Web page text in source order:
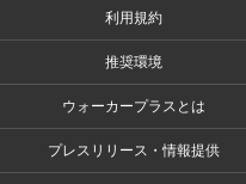
利用規約
推奨環境
ウォーカープラスとは
プレスリリース・情報提供